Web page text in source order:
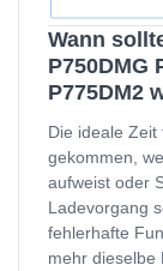
Wann
P750DMG
P775DM2
Die ideale Zeit
gekommen,
aufweist oder
Ladevorgang
fehlerhafte
mehr dieselbe